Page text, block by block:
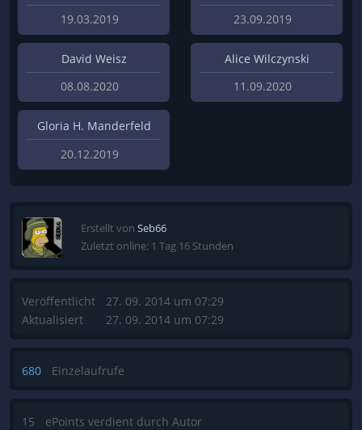
19.03.2019
23.09.2019
David Weisz
08.08.2020
Alice Wilczynski
11.09.2020
Gloria H. Manderfeld
20.12.2019
Erstellt von Seb66
Zuletzt online: 1 Tag 16 Stunden
Veröffentlicht
Aktualisiert
27. 09. 2014 um 07:29
27. 09. 2014 um 07:29
680 Einzelaufrufe
15 ePoints verdient durch Autor